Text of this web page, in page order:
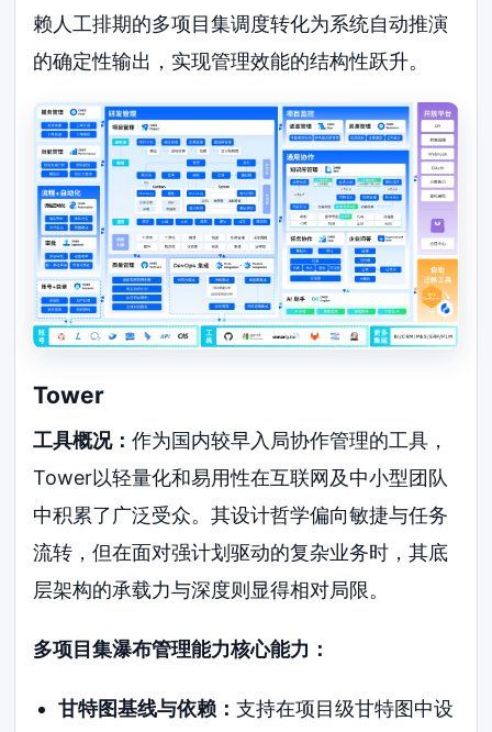
赖人工排期的多项目集调度转化为系统自动推演
的确定性输出，实现管理效能的结构性跃升。
Tower
工具概况：作为国内较早入局协作管理的工具，
Tower以轻量化和易用性在互联网及中小型团队
中积累了广泛受众。其设计哲学偏向敏捷与任务
流转，但在面对强计划驱动的复杂业务时，其底
层架构的承载力与深度则显得相对局限。
多项目集瀑布管理能力核心能力：
甘特图基线与依赖： 支持在项目级甘特图中设